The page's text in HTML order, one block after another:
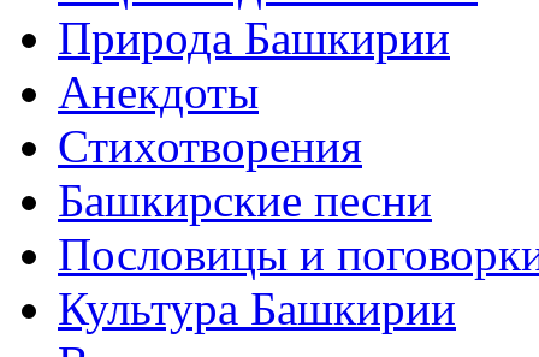
Природа Башкирии
Анекдоты
Стихотворения
Башкирские песни
Пословицы и
Культура Башкирии